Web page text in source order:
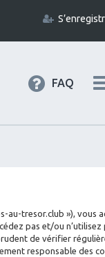
FAQ
au-tresor.club »), vous
pas et/ou n’utilisez
de vérifier
responsable des